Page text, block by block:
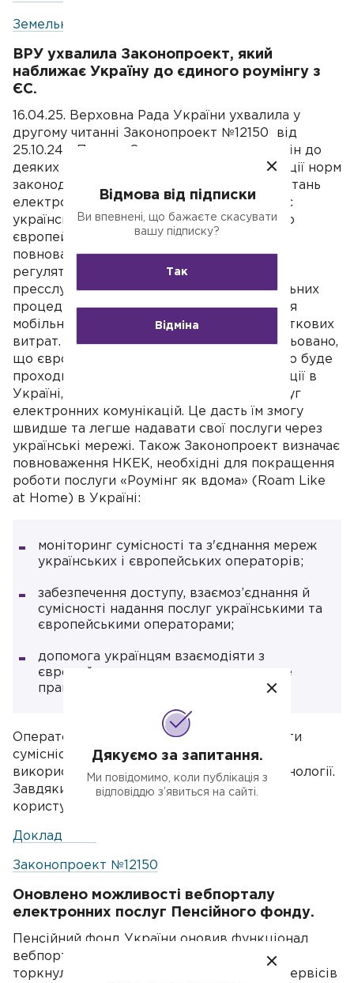
Земельний кодекс України
ВРУ ухвалила Законопроект, який
наближає Україну до єдиного роумінгу з
ЄС.
16.04.25. Верховна Рада України ухвалила у
другому читанні Законопроект №12150 від
25.10.24. «Проект Закону про внесення змін до
деяких законів України щодо імплементації норм
законодавства Європейського Союзу з питань
електронних комунікацій», який наближає
український телекомунікаційний ринок до
європейських стандартів та розширює
повноваження національного телеком-
регулятора - НКЕК. Про це повідомляє
пресслужба Мінцифри. Після всіх формальних
процедур українці зможуть користуватися
мобільним зв’язком у країнах ЄС без додаткових
витрат. Одна з важливих новацій - урегульовано,
що європейським операторам не потрібно буде
проходити процедуру загальної авторизації в
Україні, якщо вони не надаватимуть послуг
електронних комунікацій. Це дасть їм змогу
швидше та легше надавати свої послуги через
українські мережі. Також Законопроект визначає
повноваження НКЕК, необхідні для покращення
роботи послуги «Роумінг як вдома» (Roam Like
at Home) в Україні:
моніторинг сумісності та з'єднання мереж
українських і європейських операторів;
забезпечення доступу, взаємоз’єднання й
сумісності надання послуг українськими та
європейськими операторами;
допомога українцям взаємодіяти з
європейськими операторами, якщо не
працюватимуть послуги зв’язку.
Оператори отримають змогу забезпечувати
сумісність своїх мереж, навіть якщо
використовують різне обладнання чи технології.
Завдяки цьому абоненти безперешкодно
користуватимуться роумінгом.
Докладніше:
Законопроект №12150
Оновлено можливості вебпорталу
електронних послуг Пенсійного фонду.
Пенсійний фонд України оновив функціонал
вебпорталу електронних послуг. Зміни
торкнулися Кабінету страхувальника та сервісів
Дякуємо за запитання.
Ми повідомимо, коли публікація з
відповіддю з’явиться на сайті.
Відмова від підписки
Ви впевнені, що бажаєте скасувати
вашу підписку?
Так
Відміна